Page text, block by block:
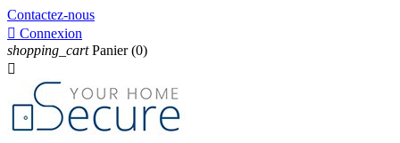
Contactez-nous
 Connexion
shopping_cart Panier (0)
